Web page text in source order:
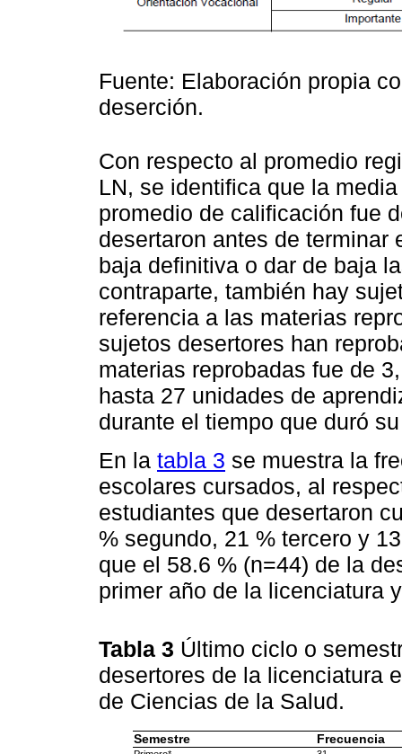
Fuente: Elaboración propia
deserción.
Con respecto al promedio
LN, se identifica que la
promedio de calificación fue
desertaron antes de
baja definitiva o dar de baja
contraparte, también hay
referencia a las materias
sujetos desertores han
materias reprobadas fue de
hasta 27 unidades de
durante el tiempo que duró
En la tabla 3 se muestra la
escolares cursados, al
estudiantes que desertaron
% segundo, 21 % tercero y
que el 58.6 % (n=44) de la
primer año de la licenciatura
Tabla 3 Último ciclo o
desertores de la licenciatura
de Ciencias de la Salud.
Semestre Frecuencia